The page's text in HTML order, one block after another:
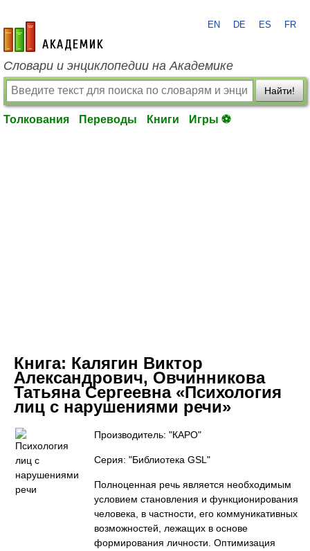
academic.ru
EN DE ES FR
Словари и энциклопедии на Академике
Найти!
Толкования Переводы Книги Игры ⚽
Книга: Калягин Виктор
Александрович, Овчинникова
Татьяна Сергеевна «Психология
лиц с нарушениями речи»
Производитель: "КАРО"
Серия: "Библиотека GSL"
Полноценная речь является необходимым
условием становления и функционирования
человека, в частности, его коммуникативных
возможностей, лежащих в основе
формирования личности. Оптимизация